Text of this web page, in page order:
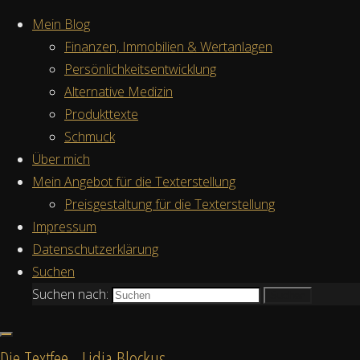
Zum Inhalt springen
Mein Blog
Finanzen, Immobilien & Wertanlagen
Persönlichkeitsentwicklung
Alternative Medizin
Produkttexte
Schmuck
Über mich
Mein Angebot für die Texterstellung
Preisgestaltung für die Texterstellung
Impressum
Datenschutzerklärung
Suchen
Suchen nach:
Start
Finanzen,
Gold &
Wertanlagen
Alternative
Investitionen
– Weine als
Finanzen,
Kostenfreies
Erstgespräch anfragen
Zurück nach oben